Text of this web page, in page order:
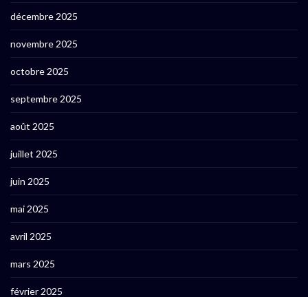
décembre 2025
novembre 2025
octobre 2025
septembre 2025
août 2025
juillet 2025
juin 2025
mai 2025
avril 2025
mars 2025
février 2025